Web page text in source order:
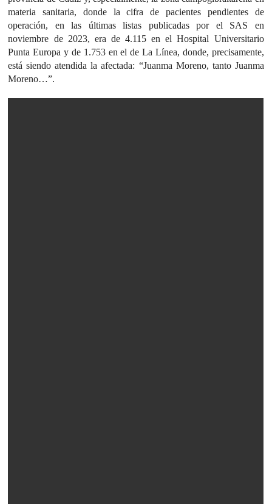
materia sanitaria, donde la cifra de pacientes pendientes de
operación, en las últimas listas publicadas por el SAS en
noviembre de 2023, era de 4.115 en el Hospital Universitario
Punta Europa y de 1.753 en el de La Línea, donde, precisamente,
está siendo atendida la afectada: “Juanma Moreno, tanto Juanma
Moreno…”.